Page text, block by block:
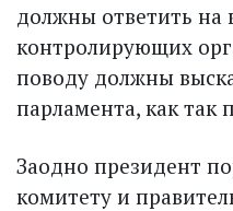
должны ответить на
контролирующих
поводу должны
парламента, как так
Заодно президент
комитету и